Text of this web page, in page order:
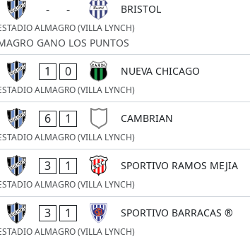
- - BRISTOL
ALMAGRO (VILLA LYNCH)
GANO LOS PUNTOS
1 0 NUEVA CHICAGO
ALMAGRO (VILLA LYNCH)
6 1 CAMBRIAN
ALMAGRO (VILLA LYNCH)
3 1 SPORTIVO RAMOS MEJIA
ALMAGRO (VILLA LYNCH)
3 1 SPORTIVO BARRACAS ®
ALMAGRO (VILLA LYNCH)